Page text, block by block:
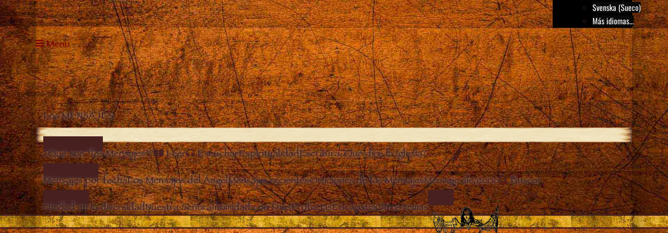
Svenska (Sueco)
Más idiomas...
Menu
Los MENSAJES
¿Qué son “los Mensajes”? Leer EscucharEspiritualidadEscritura¿Qué dice la Iglesia?
Mensajes por fechaLos Mensajes del ÁngelMensajes recientesOraciones de los MensajesMensaje aleatorio Buscar
Unidad en la diversidadNuestra SeñoraIntimidad con DiosProfecíasEucaristíaOtros temas
Close